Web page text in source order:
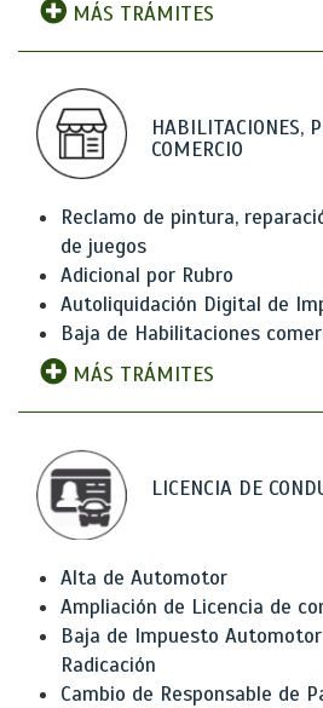
MÁS TRÁMITES
HABILITACIONES,
COMERCIO
Reclamo de pintura,
de juegos
Adicional por Rubro
Autoliquidación Digital de
Baja de Habilitaciones
MÁS TRÁMITES
LICENCIA DE
Alta de Automotor
Ampliación de Licencia de
Baja de Impuesto
Radicación
Cambio de Responsable de